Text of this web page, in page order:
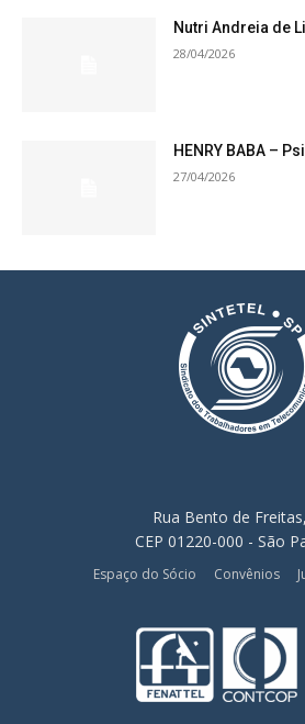
Nutri Andreia de
28/04/2026
HENRY BABA –
27/04/2026
Rua Bento de
CEP 01220-000 - São
Espaço do Sócio Convênios